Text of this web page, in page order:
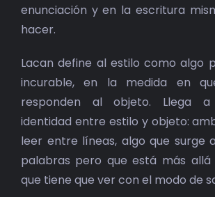
enunciación y en la escritura
hacer.
Lacan define al estilo como algo
incurable, en la medida en
responden al objeto. Llega
identidad entre estilo y objeto:
leer entre líneas, algo que surge
palabras pero que está más allá
que tiene que ver con el modo de